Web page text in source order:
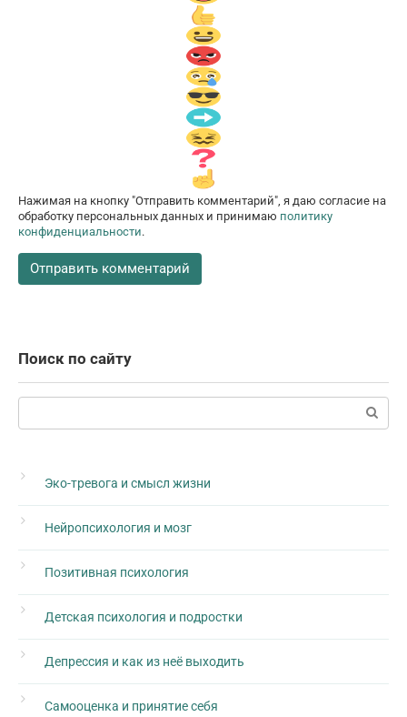
Нажимая на кнопку "Отправить комментарий", я даю согласие на
обработку персональных данных и принимаю политику
конфиденциальности.
Поиск по сайту
Поиск:
Эко-тревога и смысл жизни
Нейропсихология и мозг
Позитивная психология
Детская психология и подростки
Депрессия и как из неё выходить
Самооценка и принятие себя